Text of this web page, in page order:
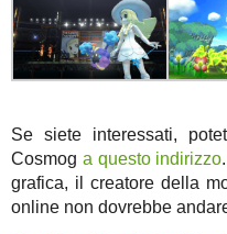
Se siete interessati,
Cosmog a questo indirizzo
grafica, il creatore della
online non dovrebbe